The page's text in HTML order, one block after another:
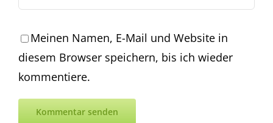
Meinen Namen, E-Mail und Website in
diesem Browser speichern, bis ich wieder
kommentiere.